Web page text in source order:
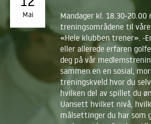
Mandager kl. 18.30-20.00
treningsområdene til
«Hele klubben trener». -
eller allerede erfaren
deg på vår
sammen en en sosial,
treningskveld hvor du
hvilken del av spillet du
Uansett hvilket nivå,
målsettinger du har som
Mai